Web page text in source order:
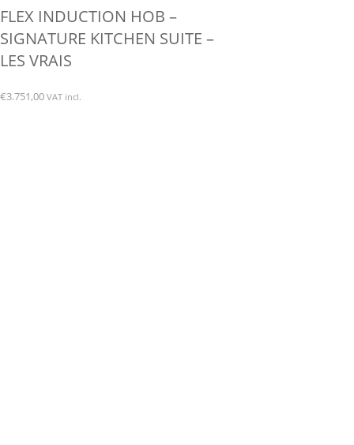
FLEX INDUCTION HOB –
SIGNATURE KITCHEN SUITE –
LES VRAIS
€3.751,00 VAT incl.